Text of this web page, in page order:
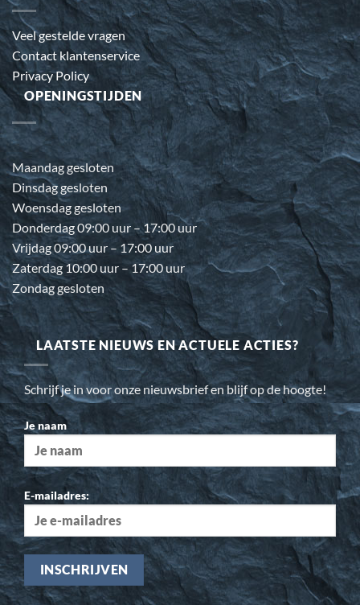
Veel gestelde vragen
Contact klantenservice
Privacy Policy
OPENINGSTIJDEN
Maandag gesloten
Dinsdag gesloten
Woensdag gesloten
Donderdag 09:00 uur – 17:00 uur
Vrijdag 09:00 uur – 17:00 uur
Zaterdag 10:00 uur – 17:00 uur
Zondag gesloten
LAATSTE NIEUWS EN ACTUELE ACTIES?
Schrijf je in voor onze nieuwsbrief en blijf op de hoogte!
Je naam
E-mailadres: